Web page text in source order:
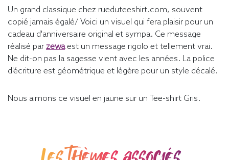
Un grand classique chez rueduteeshirt.com, souvent
copié jamais égalé/ Voici un visuel qui fera plaisir pour un
cadeau d'anniversaire original et sympa. Ce message
réalisé par zewa est un message rigolo et tellement vrai.
Ne dit-on pas la sagesse vient avec les années. La police
d'écriture est géométrique et légère pour un style décalé.
Nous aimons ce visuel en jaune sur un Tee-shirt Gris.